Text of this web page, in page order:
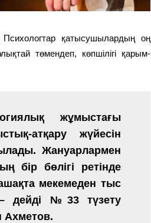
қатысушылардың оң
төмендеп, көпшілігі қарым-
жұмыстағы
атқару жүйесін
Жануарлармен
бір бөлігі ретінде
мекемеден тыс
дейді №33 түзету